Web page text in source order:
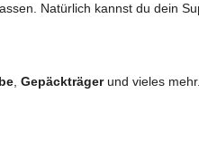
Natürlich kannst du dein
Gepäckträgerund vieles mehr.